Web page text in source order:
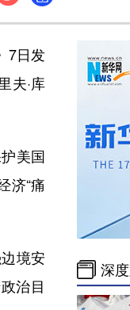
7日发
夫·库
美国
济“痛
境安
治目
深